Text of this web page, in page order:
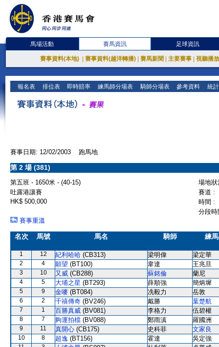
馬場活動 賽馬資訊 足球資訊
賽事資料(本地) 賽事資料(越洋轉播) 賽馬新聞 主要賽事 視聽播
報名表 排位表 即時賠率 練馬師分場表 騎師分場表 參考資料 統
賽事日期: 12/02/2003 跑馬地
第 2 場 (381)
第五班 - 1650米 - (40-15)
場地
吐露港讓賽
賽道 :
HK$ 500,000
時間 :
分段
賽事重溫
名次 馬號 馬名 騎師 練
1 12 紀利哈哈 (CB313) 梁明偉 梁定華
2 4 願望 (BT100) 韋達 王兆旦
3 10 又威 (CB288) 蘇銘倫 蘭尼
4 5 大埔之星 (BT293) 薛順強 簡炳墀
5 9 金嘜 (BT084) 冼毅力 岳敦
6 2 千禧傳奇 (BV246) 戴勝 葉楚航
7 1 百勝真威 (BV081) 李格力 伍碧權
8 7 夠運拍檔 (BV088) 鄭雨滇 羅國洲
9 11 真開心 (CB175) 史科菲 文家良
10 8 超逸 (BT156) 霍達 吳定強